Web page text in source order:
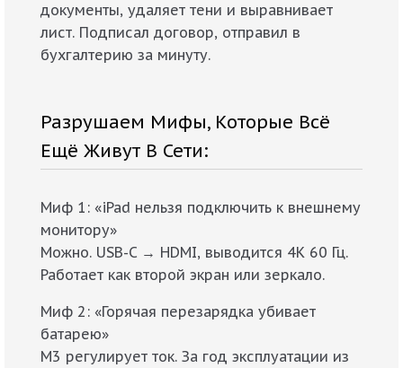
документы, удаляет тени и выравнивает
лист. Подписал договор, отправил в
бухгалтерию за минуту.
Разрушаем Мифы, Которые Всё
Ещё Живут В Сети:
Миф 1: «iPad нельзя подключить к внешнему
монитору»
Можно. USB-C → HDMI, выводится 4K 60 Гц.
Работает как второй экран или зеркало.
Миф 2: «Горячая перезарядка убивает
батарею»
M3 регулирует ток. За год эксплуатации из